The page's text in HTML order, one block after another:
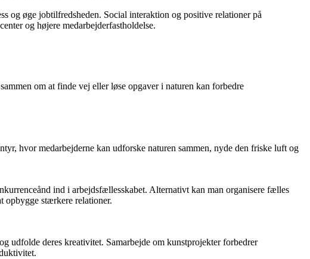
og øge jobtilfredsheden. Social interaktion og positive relationer på
og højere medarbejderfastholdelse.
om at finde vej eller løse opgaver i naturen kan forbedre
hvor medarbejderne kan udforske naturen sammen, nyde den friske luft og
ind i arbejdsfællesskabet. Alternativt kan man organisere fælles
opbygge stærkere relationer.
udfolde deres kreativitet. Samarbejde om kunstprojekter forbedrer